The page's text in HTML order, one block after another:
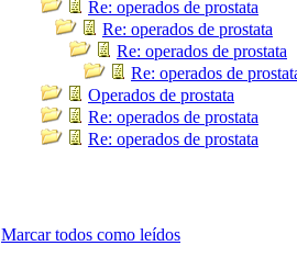
Re: operados de prostata
Re: operados de prostata
Re: operados de prostata
Re: operados de
Operados de prostata
Re: operados de prostata
Re: operados de prostata
Marcar todos como leídos